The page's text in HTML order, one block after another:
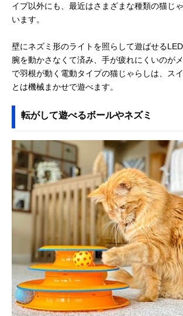
イプ以外にも、最近はさまざまな種類の猫じ
います。
壁にネズミ形のライトを照らして遊ばせる
腕を動かさなくて済み、手が疲れにくいのが
で羽根が動く電動タイプの猫じゃらしは、ス
とは機械まかせで遊べます。
転がして遊べるボールやネズミ